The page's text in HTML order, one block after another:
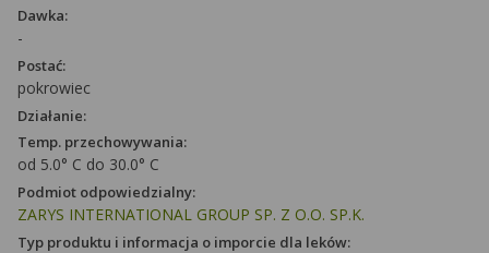
Dawka:
-
Postać:
pokrowiec
Działanie:
Temp. przechowywania:
od 5.0° C do 30.0° C
Podmiot odpowiedzialny:
ZARYS INTERNATIONAL GROUP SP. Z O.O. SP.K.
Typ produktu i informacja o imporcie dla leków: